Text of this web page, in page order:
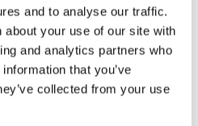
and to analyse our traffic.
about your use of our site with
and analytics partners who
that you’ve
collected from your use
y las enciclopedias también con
indeseables para niños. Por
páginas dedicadas a
desviaciones y